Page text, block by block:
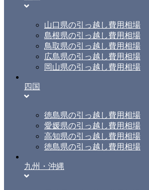
山口県の引っ越し費用相場
島根県の引っ越し費用相場
鳥取県の引っ越し費用相場
広島県の引っ越し費用相場
岡山県の引っ越し費用相場
四国
徳島県の引っ越し費用相場
愛媛県の引っ越し費用相場
高知県の引っ越し費用相場
徳島県の引っ越し費用相場
九州・沖縄